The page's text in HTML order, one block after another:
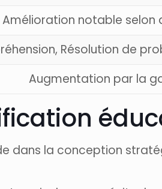
Amélioration notable selon
Résolution de
Augmentation par la
dans la conception